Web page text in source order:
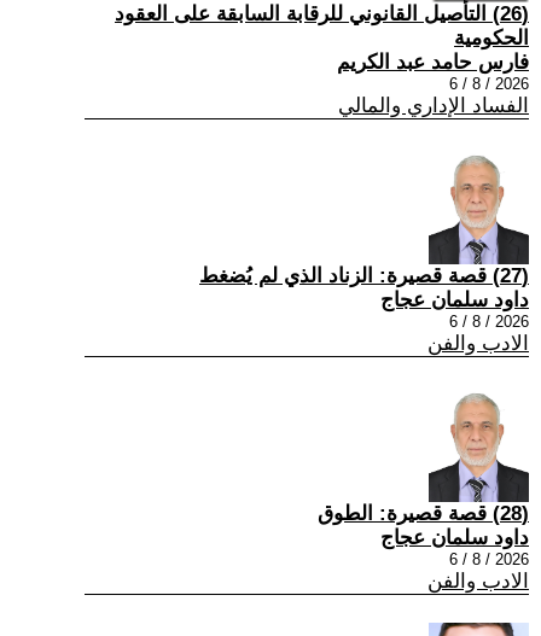
(26) التأصيل القانوني للرقابة السابقة على العقود
الحكومية
فارس حامد عبد الكريم
2026 / 8 / 6
الفساد الإداري والمالي
(27) قصة قصيرة: الزناد الذي لم يُضغط
داود سلمان عجاج
2026 / 8 / 6
الادب والفن
(28) قصة قصيرة: الطوق
داود سلمان عجاج
2026 / 8 / 6
الادب والفن